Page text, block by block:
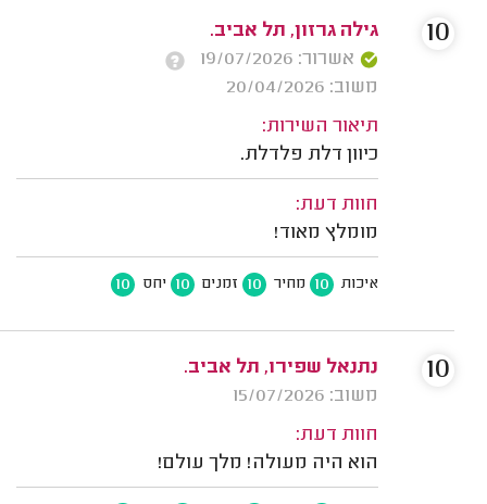
גילה גרזון, תל אביב.
אשרור: 19/07/2026
משוב: 20/04/2026
תיאור השירות:
כיוון דלת פלדלת.
חוות דעת:
מומלץ מאוד!
איכות 10 מחיר 10 זמנים 10 יחס 10
10
נתנאל שפירו, תל אביב.
משוב: 15/07/2026
חוות דעת:
הוא היה מעולה! מלך עולם!
10